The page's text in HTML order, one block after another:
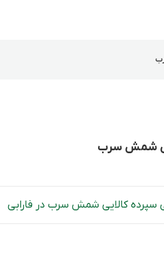
شمش سرب
سپرده کالایی شمش سرب در فارابی